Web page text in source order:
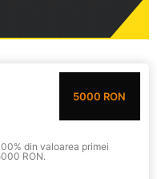
5000 RON
din valoarea primei
RON.